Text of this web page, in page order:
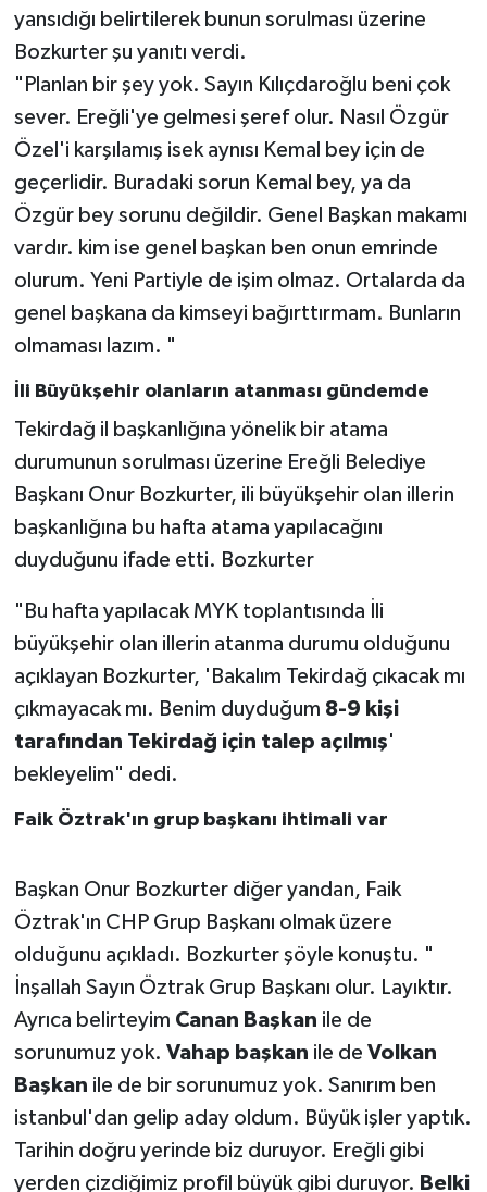
yansıdığı belirtilerek bunun sorulması üzerine
Bozkurter şu yanıtı verdi.
"Planlan bir şey yok. Sayın Kılıçdaroğlu beni çok
sever. Ereğli'ye gelmesi şeref olur. Nasıl Özgür
Özel'i karşılamış isek aynısı Kemal bey için de
geçerlidir. Buradaki sorun Kemal bey, ya da
Özgür bey sorunu değildir. Genel Başkan makamı
vardır. kim ise genel başkan ben onun emrinde
olurum. Yeni Partiyle de işim olmaz. Ortalarda da
genel başkana da kimseyi bağırttırmam. Bunların
olmaması lazım. "
İli Büyükşehir olanların atanması gündemde
Tekirdağ il başkanlığına yönelik bir atama
durumunun sorulması üzerine Ereğli Belediye
Başkanı Onur Bozkurter, ili büyükşehir olan illerin
başkanlığına bu hafta atama yapılacağını
duyduğunu ifade etti. Bozkurter
"Bu hafta yapılacak MYK toplantısında İli
büyükşehir olan illerin atanma durumu olduğunu
açıklayan Bozkurter, 'Bakalım Tekirdağ çıkacak mı
çıkmayacak mı. Benim duyduğum 8-9 kişi
tarafından Tekirdağ için talep açılmış'
bekleyelim" dedi.
Faik Öztrak'ın grup başkanı ihtimali var
Başkan Onur Bozkurter diğer yandan, Faik
Öztrak'ın CHP Grup Başkanı olmak üzere
olduğunu açıkladı. Bozkurter şöyle konuştu. "
İnşallah Sayın Öztrak Grup Başkanı olur. Layıktır.
Ayrıca belirteyim Canan Başkan ile de
sorunumuz yok. Vahap başkan ile de Volkan
Başkan ile de bir sorunumuz yok. Sanırım ben
istanbul'dan gelip aday oldum. Büyük işler yaptık.
Tarihin doğru yerinde biz duruyor. Ereğli gibi
yerden çizdiğimiz profil büyük gibi duruyor. Belki